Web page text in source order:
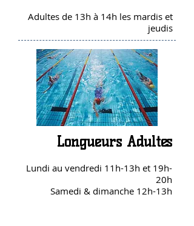
Adultes de 13h à 14h les mardis et
jeudis
Longueurs Adultes
Lundi au vendredi 11h-13h et 19h-
20h
Samedi & dimanche 12h-13h